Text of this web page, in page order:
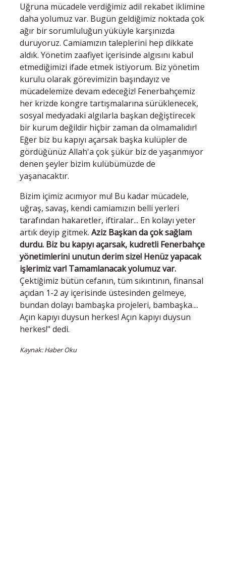
Uğruna mücadele verdiğimiz adil rekabet iklimine
daha yolumuz var. Bugün geldiğimiz noktada çok
ağır bir sorumluluğun yüküyle karşınızda
duruyoruz. Camiamızın taleplerini hep dikkate
aldık. Yönetim zaafiyet içerisinde algısını kabul
etmediğimizi ifade etmek istiyorum. Biz yönetim
kurulu olarak görevimizin başındayız ve
mücadelemize devam edeceğiz! Fenerbahçemiz
her krizde kongre tartışmalarına sürüklenecek,
sosyal medyadaki algılarla başkan değiştirecek
bir kurum değildir hiçbir zaman da olmamalıdır!
Eğer biz bu kapıyı açarsak başka kulüpler de
gördüğünüz Allah'a çok şükür biz de yaşanmıyor
denen şeyler bizim kulübümüzde de
yaşanacaktır.
Bizim içimiz acımıyor mu! Bu kadar mücadele,
uğraş, savaş, kendi camiamızın belli yerleri
tarafından hakaretler, iftiralar... En kolayı yeter
artık deyip gitmek. Aziz Başkan da çok sağlam
durdu. Biz bu kapıyı açarsak, kudretli Fenerbahçe
yönetimlerini unutun derim size! Henüz yapacak
işlerimiz var! Tamamlanacak yolumuz var.
Çektiğimiz bütün cefanın, tüm sıkıntının, finansal
açıdan 1-2 ay içerisinde üstesinden gelmeye,
bundan dolayı bambaşka projeleri, bambaşka....
Açın kapıyı duysun herkes! Açın kapıyı duysun
herkes!" dedi.
Kaynak: Haber Oku